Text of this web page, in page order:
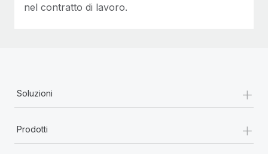
nel contratto di lavoro.
Soluzioni +
Prodotti
+